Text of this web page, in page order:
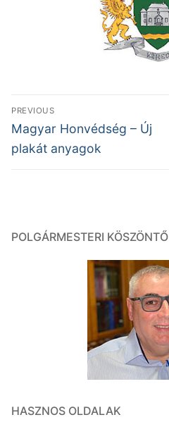
Bejegyzés
navigáció
PREVIOUS
Previous
post:
Magyar Honvédség – Új
plakát anyagok
POLGÁRMESTERI KÖSZÖNTŐ
HASZNOS OLDALAK